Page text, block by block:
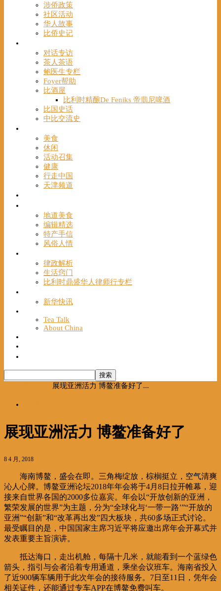
涉侨政策
社区活动
华人故事
比侨史记
对话专访
茶人茶语
鲍医生专栏
Foyer帮助
比酒屋
比利时精酿De Feniks 帝翡尼啤酒
比国史话
中比交流史
美食
休闲
活动召集
健康
行走中国
天津频道
地道美食
编辑精选
特产手信
风俗人情
律政解析
生活窍门
比利时鼎盛华人律师行专栏
新华快讯
Tea Talk
About China
展现亚洲活力 博鳌准备好了...
展现亚洲活力 博鳌准备好了
8 4 月, 2018
海南博鳌，盛会在即。三角梅绽放，棕榈挺立，空气清爽
沁人心脾。博鳌亚洲论坛2018年年会将于4月8日拉开帷幕，迎
接来自世界各国的2000多位嘉宾。年会以“开放创新的亚洲，
繁荣发展的世界”为主题，分为“全球化与‘一带一路’”“开放的
亚洲”“创新”和“改革再出发”四大板块，共60多场正式讨论。
最受瞩目的是，中国国家主席习近平将应邀出席年会开幕式并
发表重要主旨演讲。
抵达海口，走出机舱，每隔十几米，就能看到一个蓝绿色
箭头，指引与会者沿着专用通道，乘坐会议班车。海南省投入
了近900辆车辆用于此次年会的接待服务。7日至11日，凭年会
相关证件，还能通过专车APP在博鳌免费叫车。